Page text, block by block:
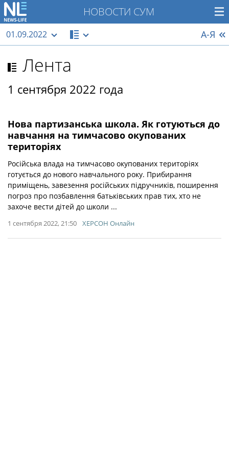
НОВОСТИ СУМ
01.09.2022 А-Я
Лента
1 сентября 2022 года
Нова партизанська школа. Як готуються до
навчання на тимчасово окупованих
територіях
Російська влада на тимчасово окупованих територіях
готується до нового навчального року. Прибирання
приміщень, завезення російських підручників, поширення
погроз про позбавлення батьківських прав тих, хто не
захоче вести дітей до школи ...
1 сентября 2022, 21:50 ХЕРСОН Онлайн